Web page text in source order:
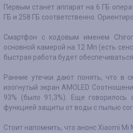
Первым станет аппарат на 6 ГБ
ГБ и 258 ГБ соответственно.
Смартфон с кодовым именем
основной камерой на 12 Мп (есть
быстрая работа будет
Ранние утечки дают понять, что в
изогнутый экран AMOLED.
93% (было 91,3%). Еще говорилось
функцией защиты от воды с пылью
Стоит напомнить, что анонс Xiaomi Mi